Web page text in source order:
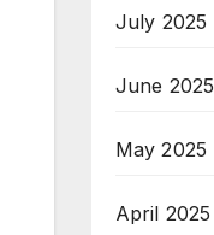
July 2025
June 2025
May 2025
April 2025